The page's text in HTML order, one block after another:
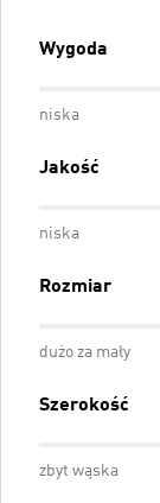
Wygoda
niska
Jakość
niska
Rozmiar
dużo za mały
Szerokość
zbyt wąska